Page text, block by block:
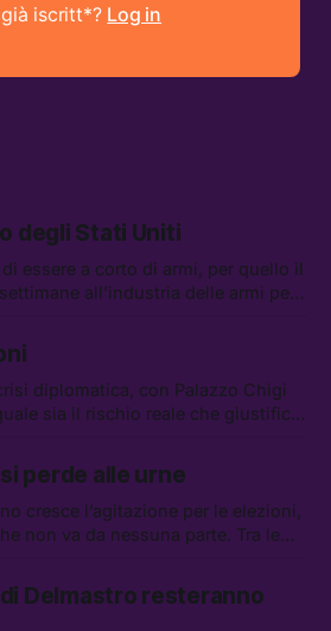
già iscritt*? Log in
degli Stati Uniti
essere a corto di armi, per quello il
all’industria delle armi per
di Palantir, la protesta contro
elettrica di Amazon in Texas
diplomatica, con Palazzo Chigi
sia il rischio reale che giustifica
Pakistan e Turchia, la crisi del
un altro caso di IA ribelle
perde alle urne
cresce l’agitazione per le elezioni,
non va da nessuna parte. Tra le
mettere in sicurezza la coalizione, e
la religione degli agenti IA
Delmastro resteranno